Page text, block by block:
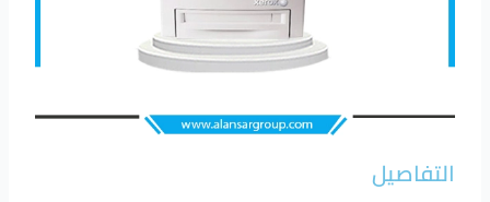
التفاصيل